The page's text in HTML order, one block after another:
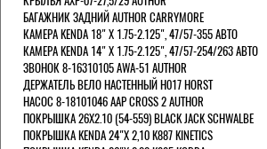
БАГАЖНИК ЗАДНИЙ AUTHOR CARRYMORE
КАМЕРА KENDA 18" Х 1.75-2.125", 47/57-355 АВТО
КАМЕРА KENDA 14" Х 1.75-2.125", 47/57-254/263 АВТО
ЗВОНОК 8-16310105 AWA-51 AUTHOR
ДЕРЖАТЕЛЬ ВЕЛО НАСТЕННЫЙ H017 HORST
НАСОС 8-18101046 AAP CROSS 2 AUTHOR
ПОКРЫШКА 26X2.10 (54-559) BLACK JACK SCHWALBE
ПОКРЫШКА KENDA 24"Х 2,10 K887 KINETICS